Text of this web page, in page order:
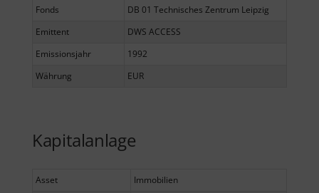
Fonds
DB 01 Technisches Zentrum Leipzig
Emittent
DWS ACCESS
Emissionsjahr
1992
Währung
EUR
Kapitalanlage
Asset
Immobilien